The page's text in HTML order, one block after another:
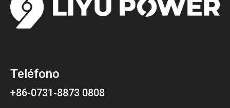
Teléfono
+86-0731-8873 0808